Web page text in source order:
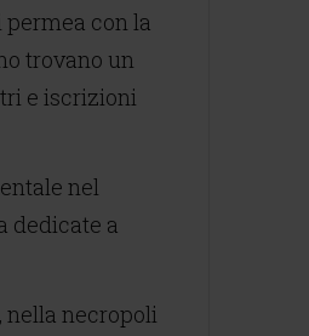
permea con la
trovano un
e iscrizioni
nel
dedicate a
nella necropoli